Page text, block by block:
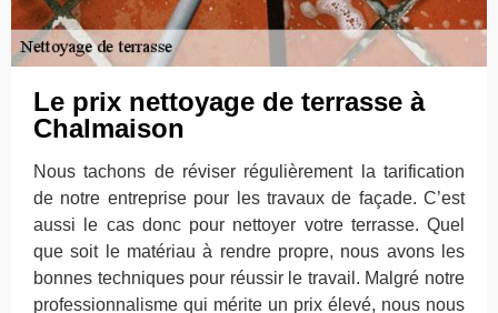
Le prix nettoyage de terrasse à
Chalmaison
Nous tachons de réviser régulièrement la tarification
de notre entreprise pour les travaux de façade. C’est
aussi le cas donc pour nettoyer votre terrasse. Quel
que soit le matériau à rendre propre, nous avons les
bonnes techniques pour réussir le travail. Malgré notre
professionnalisme qui mérite un prix élevé, nous nous